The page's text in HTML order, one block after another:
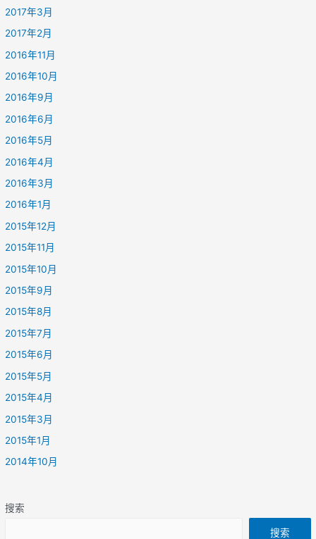
2017年3月
2017年2月
2016年11月
2016年10月
2016年9月
2016年6月
2016年5月
2016年4月
2016年3月
2016年1月
2015年12月
2015年11月
2015年10月
2015年9月
2015年8月
2015年7月
2015年6月
2015年5月
2015年4月
2015年3月
2015年1月
2014年10月
搜索
搜索